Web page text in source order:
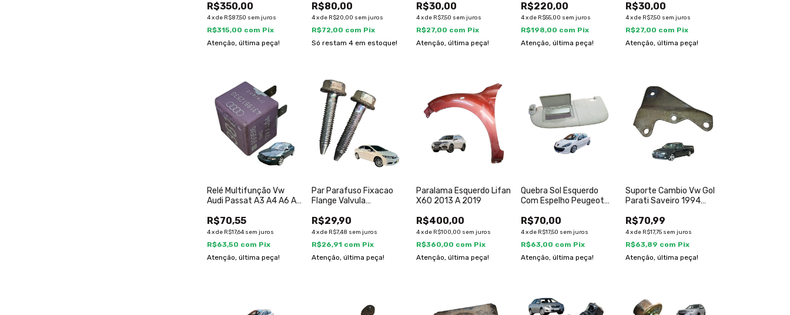
R$350,00
4xde R$87,50 sem juros
R$315,00 com Pix
Atenção, última peça!
R$80,00
4xde R$20,00 sem juros
R$72,00 com Pix
Só restam4 em estoque!
2014
R$30,00
4xde R$7,50 sem juros
R$27,00 com Pix
Atenção, última peça!
R$220,00
4xde R$55,00 sem juros
R$198,00 com Pix
Atenção, última peça!
2014
R$30,00
4xde R$7,50 sem juros
R$27,00 com Pix
Atenção, última peça!
Relé Multifunção Vw
Audi Passat A3 A4 A6 A8
R$70,55
4xde R$17,64 sem juros
R$63,50 com Pix
Atenção, última peça!
Par Parafuso Fixacao
Flange Valvula
R$29,90
4xde R$7,48 sem juros
R$26,91 com Pix
Atenção, última peça!
Paralama Esquerdo Lifan
X60 2013 A 2019
R$400,00
4xde R$100,00 sem juros
R$360,00 com Pix
Atenção, última peça!
Quebra Sol Esquerdo
Com Espelho Peugeot
R$70,00
4xde R$17,50 sem juros
R$63,00 com Pix
Atenção, última peça!
Suporte Cambio Vw Gol
Parati Saveiro 1994
R$70,99
4xde R$17,75 sem juros
R$63,89 com Pix
Atenção, última peça!